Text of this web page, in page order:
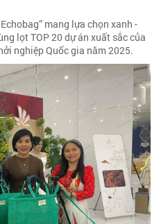
mang lựa chọn xanh -
lọt TOP 20 dự án xuất sắc của
nghiệp Quốc gia năm 2025.